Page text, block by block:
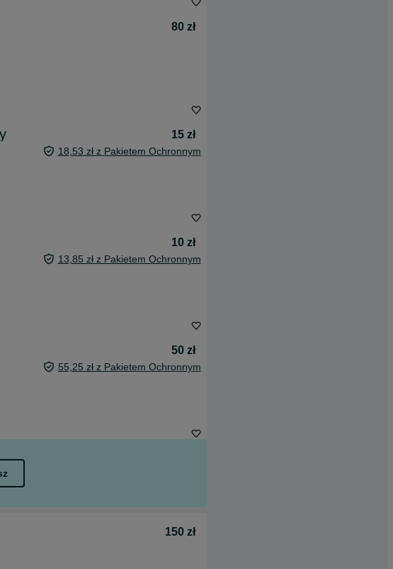
80 zł
15 zł
18,53 zł z Pakietem Ochronnym
10 zł
13,85 zł z Pakietem Ochronnym
50 zł
55,25 zł z Pakietem Ochronnym
150 zł